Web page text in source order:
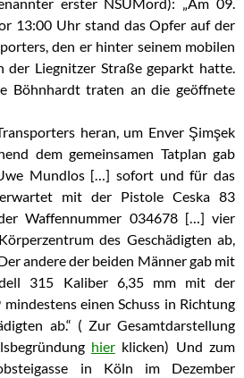
erster NSUMord): „Am 09.
13:00 Uhr stand das Opfer auf der
den er hinter seinem mobilen
der Liegnitzer Straße geparkt hatte.
Böhnhardt traten an die geöffnete
heran, um Enver Şimşek
dem gemeinsamen Tatplan gab
Mundlos […] sofort und für das
mit der Pistole Ceska 83
Waffennummer 034678 […] vier
des Geschädigten ab,
andere der beiden Männer gab mit
315 Kaliber 6,35 mm mit der
einen Schuss in Richtung
ab.“ ( Zur Gesamtdarstellung
hierklicken) Und zum
in Köln im Dezember